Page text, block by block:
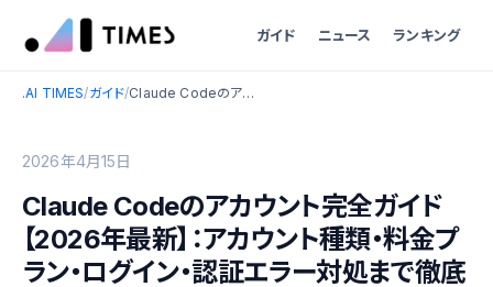
ガイド ニュース ランキング
.AI TIMES/ガイド/ Claude Codeのアカウント完全ガイド【2026年最新】：アカウント種類・料金プラン・ログイン・認証エラー対処まで徹底解説
2026年4月15日
Claude Codeのアカウント完全ガイド
【2026年最新】：アカウント種類・料金プ
ラン・ログイン・認証エラー対処まで徹底